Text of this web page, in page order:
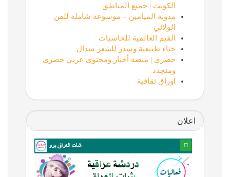
الكويت | جميع المناطق
مدونة الميامين – موسوعة شاملة للفن
الولائي
القيم العالمية للحاسبات
حناء طبيعية وسدر للشعر سدال
حصري | منصة أخبار ومحتوى عربي حصري
ومتجدد
اوراق ثقافية
اعلان